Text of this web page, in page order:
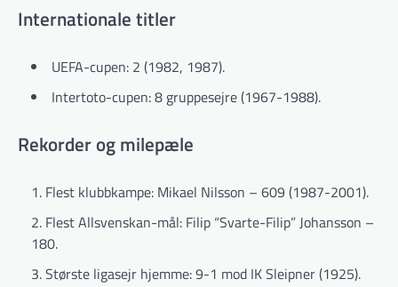
Internationale titler
UEFA-cupen: 2 (1982, 1987).
Intertoto-cupen: 8 gruppesejre (1967-1988).
Rekorder og milepæle
Flest klubbkampe: Mikael Nilsson – 609 (1987-2001).
Flest Allsvenskan-mål: Filip “Svarte-Filip” Johansson –
180.
Største ligasejr hjemme: 9-1 mod IK Sleipner (1925).